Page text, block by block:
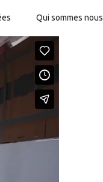
Qui sommes nous